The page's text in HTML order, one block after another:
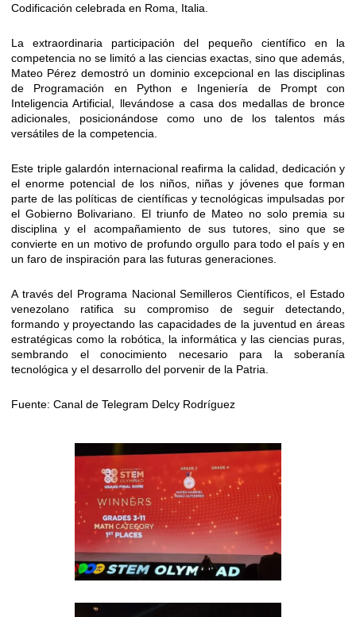
Codificación celebrada en Roma, Italia.
La extraordinaria participación del pequeño científico en la
competencia no se limitó a las ciencias exactas, sino que además,
Mateo Pérez demostró un dominio excepcional en las disciplinas
de Programación en Python e Ingeniería de Prompt con
Inteligencia Artificial, llevándose a casa dos medallas de bronce
adicionales, posicionándose como uno de los talentos más
versátiles de la competencia.
Este triple galardón internacional reafirma la calidad, dedicación y
el enorme potencial de los niños, niñas y jóvenes que forman
parte de las políticas de científicas y tecnológicas impulsadas por
el Gobierno Bolivariano. El triunfo de Mateo no solo premia su
disciplina y el acompañamiento de sus tutores, sino que se
convierte en un motivo de profundo orgullo para todo el país y en
un faro de inspiración para las futuras generaciones.
A través del Programa Nacional Semilleros Científicos, el Estado
venezolano ratifica su compromiso de seguir detectando,
formando y proyectando las capacidades de la juventud en áreas
estratégicas como la robótica, la informática y las ciencias puras,
sembrando el conocimiento necesario para la soberanía
tecnológica y el desarrollo del porvenir de la Patria.
Fuente: Canal de Telegram Delcy Rodríguez